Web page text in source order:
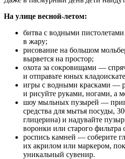
На улице весной-летом:
битва с водными
в жару;
рисование на большом
вырвется на простор;
охота за сокровищами —
и отправьте юных
игры с водными красками —
и рисуйте руками, ногами, а
шоу мыльных пузырей —
средства для мытья посуды,
глицерина) и надувайте
воронки или старого фильтра
роспись камней — соберите
их акрилом или маркером,
уникальный сувенир.